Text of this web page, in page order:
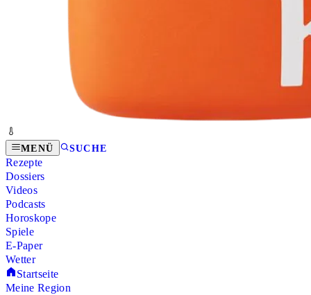
MENÜ SUCHE
Rezepte
Dossiers
Videos
Podcasts
Horoskope
Spiele
E-Paper
Wetter
Startseite
Meine Region